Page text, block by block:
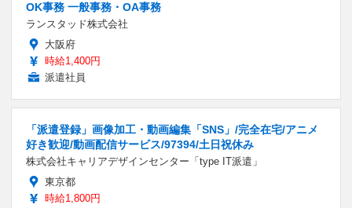
OK事務 一般事務・OA事務
ランスタッド株式会社
大阪府
時給1,400円
派遣社員
「派遣登録」画像加工・動画編集「SNS」/完全在宅/アニメ
好き歓迎/動画配信サービス/97394/土日祝休み
株式会社キャリアデザインセンター「type IT派遣」
東京都
時給1,800円